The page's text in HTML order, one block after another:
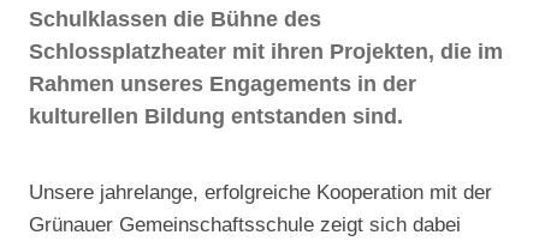
Schulklassen die Bühne des
Schlossplatzheater mit ihren Projekten, die im
Rahmen unseres Engagements in der
kulturellen Bildung entstanden sind.
Unsere jahrelange, erfolgreiche Kooperation mit der
Grünauer Gemeinschaftsschule zeigt sich dabei